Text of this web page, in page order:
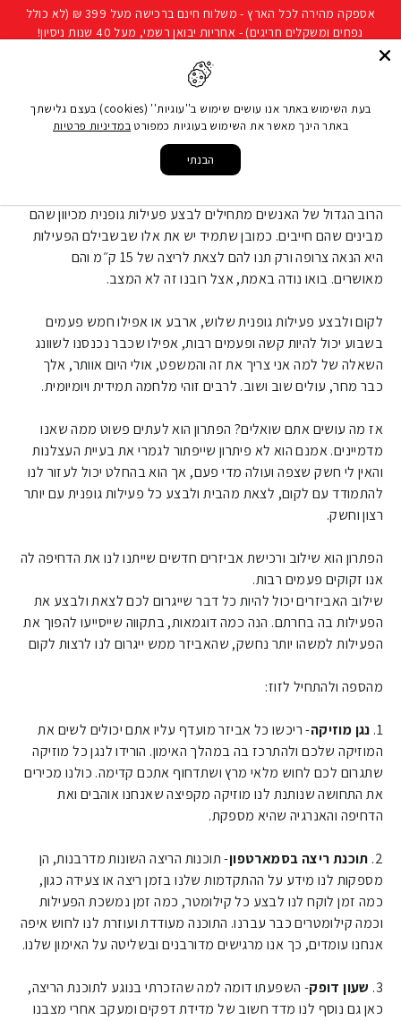
להמשך
אספקה מהירה לכל הארץ - משלוח חינם ברכישה מעל 399 ₪ (לא כולל
נפחים ומשקלים חריגים) - אחריות יבואן רשמי, מעל 40 שנות ניסיון!
מאמרים שימוש באביזרים לעידוד מוטיבציה לאימון
שימוש באביזרים לעידוד מוטיבציה לאימון
הרוב הגדול של האנשים מתחילים לבצע פעילות גופנית מכיוון שהם
מבינים שהם חייבים. כמובן שתמיד יש את אלו שבשבילם הפעילות
היא הנאה צרופה ורק תנו להם לצאת לריצה של 15 ק״מ והם
מאושרים. בואו נודה באמת, אצל רובנו זה לא המצב.
לקום ולבצע פעילות גופנית שלוש, ארבע או אפילו חמש פעמים
בשבוע יכול להיות קשה ופעמים רבות, אפילו שכבר נכנסנו לשוונג
השאלה של למה אני צריך את זה והמשפט, אולי היום אוותר, אלך
כבר מחר, עולים שוב ושוב. לרבים זוהי מלחמה תמידית ויומיומית.
אז מה עושים אתם שואלים? הפתרון הוא לעתים פשוט ממה שאנו
מדמיינים. אמנם הוא לא פיתרון שייפתור לגמרי את בעיית העצלנות
והאין לי חשק שצפה ועולה מדי פעם, אך הוא בהחלט יכול לעזור לנו
להתמודד עם לקום, לצאת מהבית ולבצע כל פעילות גופנית עם יותר
רצון וחשק.
הפתרון הוא שילוב ורכישת אביזרים חדשים שייתנו לנו את הדחיפה לה
אנו זקוקים פעמים רבות.
שילוב האביזרים יכול להיות כל דבר שייגרום לכם לצאת ולבצע את
הפעילות בה בחרתם. הנה כמה דוגמאות, בתקווה שייסייעו להפוך את
הפעילות למשהו יותר נחשק, שהאביזר ממש ייגרום לנו לרצות לקום
מהספה ולהתחיל לזוז:
1. נגן מוזיקה- ריכשו כל אביזר מועדף עליו אתם יכולים לשים את
המוזיקה שלכם ולהתרכז בה במהלך האימון. הורידו לנגן כל מוזיקה
שתגרום לכם לחוש מלאי מרץ ושתדחוף אתכם קדימה. כולנו מכירים
את התחושה שנותנת לנו מוזיקה מקפיצה שאנחנו אוהבים ואת
הדחיפה והאנרגיה שהיא מספקת.
2. תוכנת ריצה בסמארטפון- תוכנות הריצה השונות מדרבנות, הן
מספקות לנו מידע על ההתקדמות שלנו בזמן ריצה או צעידה כגון,
כמה זמן לוקח לנו לבצע כל קילומטר, כמה זמן נמשכת הפעילות
וכמה קילומטרים כבר עברנו. התוכנה מעודדת ועוזרת לנו לחוש איפה
אנחנו עומדים, כך אנו מרגישים מדורבנים ובשליטה על האימון שלנו.
3. שעון דופק- השפעתו דומה למה שהזכרתי בנוגע לתוכנת הריצה,
כאן גם נוסף לנו מדד חשוב של מדידת דפקים ומעקב אחרי מצבנו
בעת השימוש באתר אנו עושים שימוש ב''עוגיות'' (cookies) בעצם גלישתך
באתר הינך מאשר את השימוש בעוגיות כמפורט במדיניות פרטיות
הבנתי